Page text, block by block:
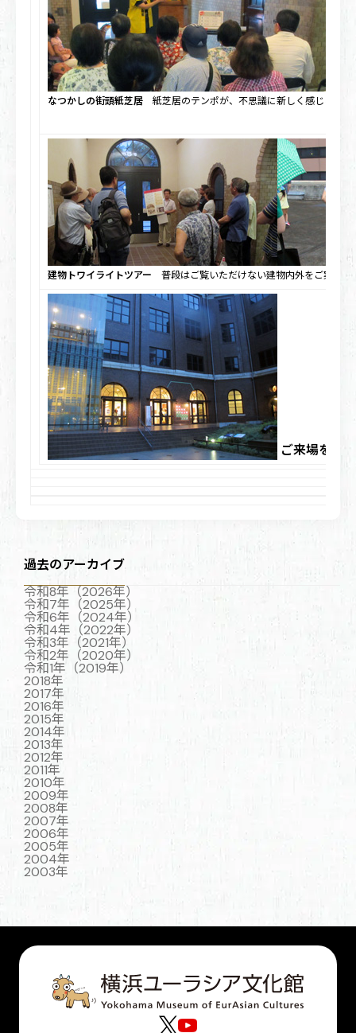
なつかしの街頭紙芝居紙芝居のテンポが、不思議に新しく感じられま
建物トワイライトツアー 普段はご覧いただけない建物内外をご案内
ご来場をあ
過去のアーカイブ
令和8年（2026年）
令和7年（2025年）
令和6年（2024年）
令和4年（2022年）
令和3年（2021年）
令和2年（2020年）
令和1年（2019年）
2018年
2017年
2016年
2015年
2014年
2013年
2012年
2011年
2010年
2009年
2008年
2007年
2006年
2005年
2004年
2003年